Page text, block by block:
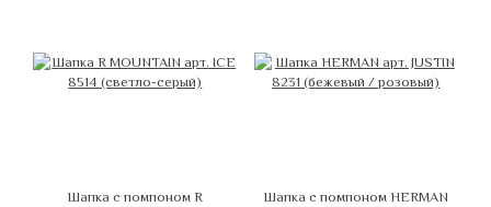
Шапка с помпоном R
Шапка с помпоном HERMAN